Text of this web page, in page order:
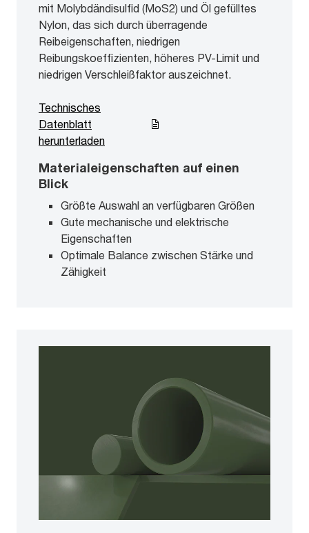
mit Molybdändisulfid (MoS2) und Öl gefülltes
Nylon, das sich durch überragende
Reibeigenschaften, niedrigen
Reibungskoeffizienten, höheres PV-Limit und
niedrigen Verschleißfaktor auszeichnet.
Materialeigenschaften auf einen
Blick
Größte Auswahl an verfügbaren Größen
Gute mechanische und elektrische
Eigenschaften
Optimale Balance zwischen Stärke und
Zähigkeit
Technisches
Datenblatt
herunterladen